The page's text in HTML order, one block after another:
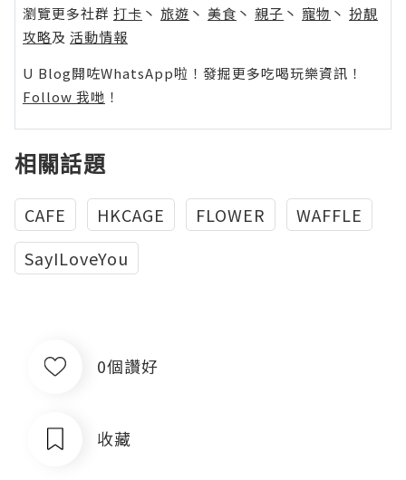
瀏覽更多社群 打卡 丶 旅遊 丶 美食 丶 親子 丶 寵物 丶 扮靚
攻略及 活動情報
U Blog開咗WhatsApp啦！發掘更多吃喝玩樂資訊！
Follow 我哋 ！
相關話題
CAFE HKCAGE FLOWER
WAFFLE
SayILoveYou
0個讚好
收藏